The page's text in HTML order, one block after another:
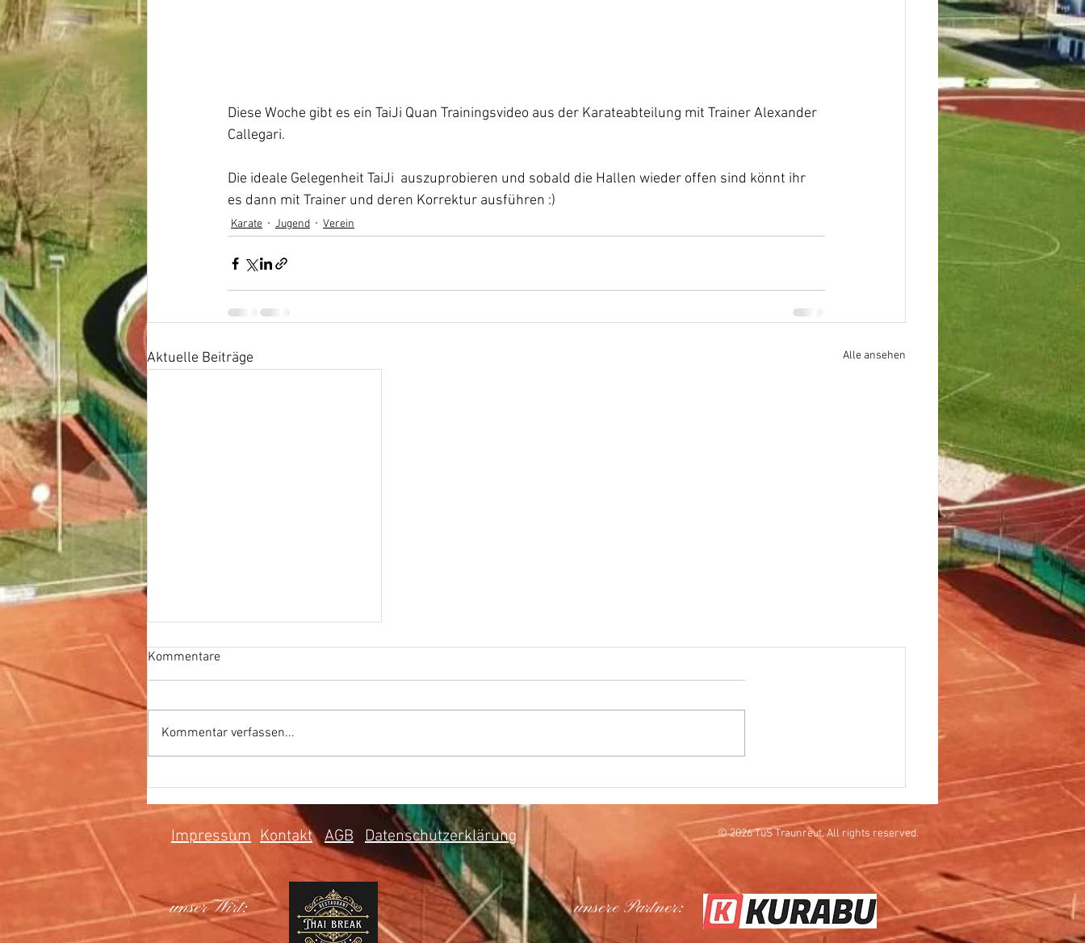
Diese Woche gibt es ein TaiJi Quan Trainingsvideo aus der Karateabteilung mit Trainer Alexander
Callegari.
Die ideale Gelegenheit TaiJi  auszuprobieren und sobald die Hallen wieder offen sind könnt ihr
es dann mit Trainer und deren Korrektur ausführen :)
Karate Jugend Verein
Aktuelle Beiträge Alle ansehen
Kommentare
Kommentar verfassen...
Impressum Kontakt AGB Datenschutzerklärung
unser Wirt:
© 2026 TuS Traunreut, All rights reserved.
unsere Partner: